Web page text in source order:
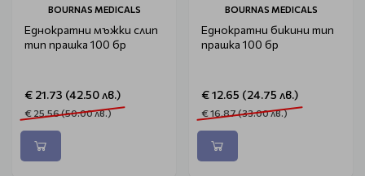
BOURNAS MEDICALS
Еднократни мъжки слип
тип прашка 100 бр
€ 21.73 (42.50 лв.)
€ 25.56 (50.00 лв.)
BOURNAS MEDICALS
Еднократни бикини тип
прашка 100 бр
€ 12.65 (24.75 лв.)
€ 16.87 (33.00 лв.)